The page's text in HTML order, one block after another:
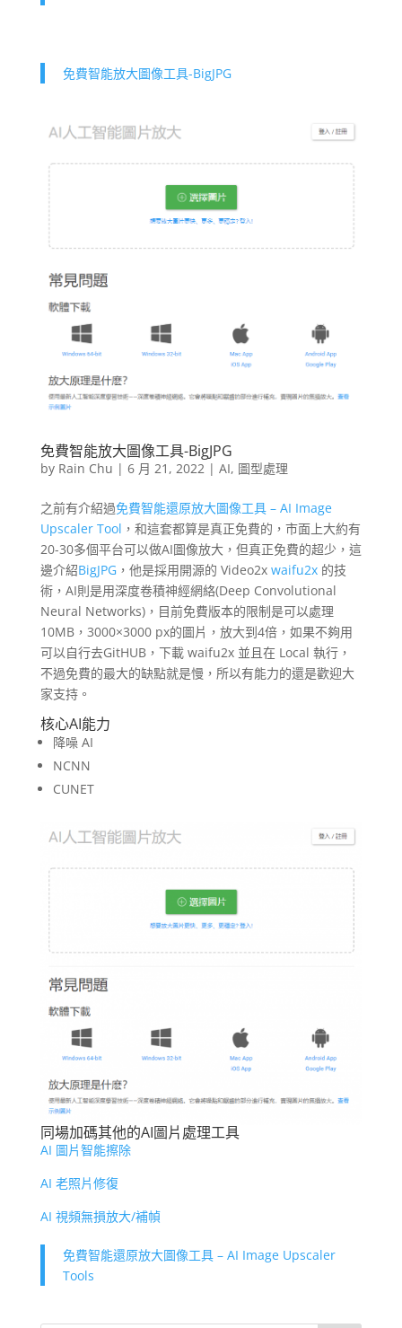
免費智能放大圖像工具-BigJPG
免費智能放大圖像工具-BigJPG
by Rain Chu | 6 月 21, 2022| AI, 圖型處理
之前有介紹過免費智能還原放大圖像工具 – AI Image
Upscaler Tool ，和這套都算是真正免費的，市面上大約有
20-30多個平台可以做AI圖像放大，但真正免費的超少，這
邊介紹BigJPG，他是採用開源的 Video2x waifu2x 的技
術，AI則是用深度卷積神經網絡(Deep Convolutional
Neural Networks)，目前免費版本的限制是可以處理
10MB，3000×3000 px的圖片，放大到4倍，如果不夠用
可以自行去GitHUB，下載 waifu2x 並且在 Local 執行，
不過免費的最大的缺點就是慢，所以有能力的還是歡迎大
家支持。
核心AI能力
降噪 AI
NCNN
CUNET
同場加碼其他的AI圖片處理工具
AI 圖片智能擦除
AI 老照片修復
AI 視頻無損放大/補幀
免費智能還原放大圖像工具 – AI Image Upscaler
Tools